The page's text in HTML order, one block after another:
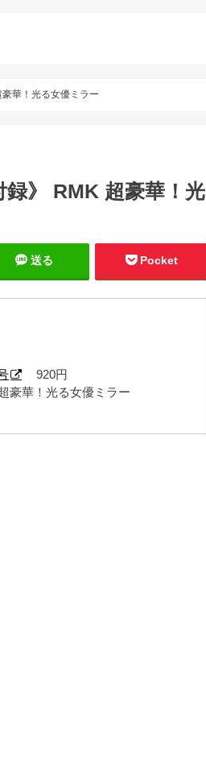
華！光る女優ミラー
》 RMK 超豪華！光
送る Pocket
920円
豪華！光る女優ミラー